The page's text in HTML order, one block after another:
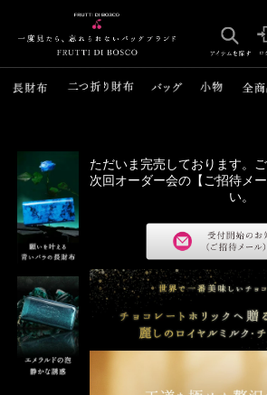
ただいま完売しております。
次回オーダー会の【ご招待メ
い。